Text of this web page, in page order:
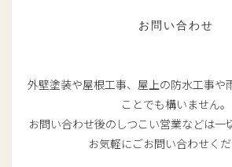
お問い合わせ
外壁塗装や屋根工事、屋上の防水工事や
ことでも構いません。
お問い合わせ後のしつこい営業などは一
お気軽にごお問い合わせくだ